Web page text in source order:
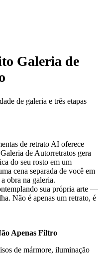
Galeria de
de galeria e três etapas
de retrato AI oferece
de Autorretratos gera
do seu rosto em um
cena separada de você em
obra na galeria.
sua própria arte —
Não é apenas um retrato, é
Apenas Filtro
de mármore, iluminação